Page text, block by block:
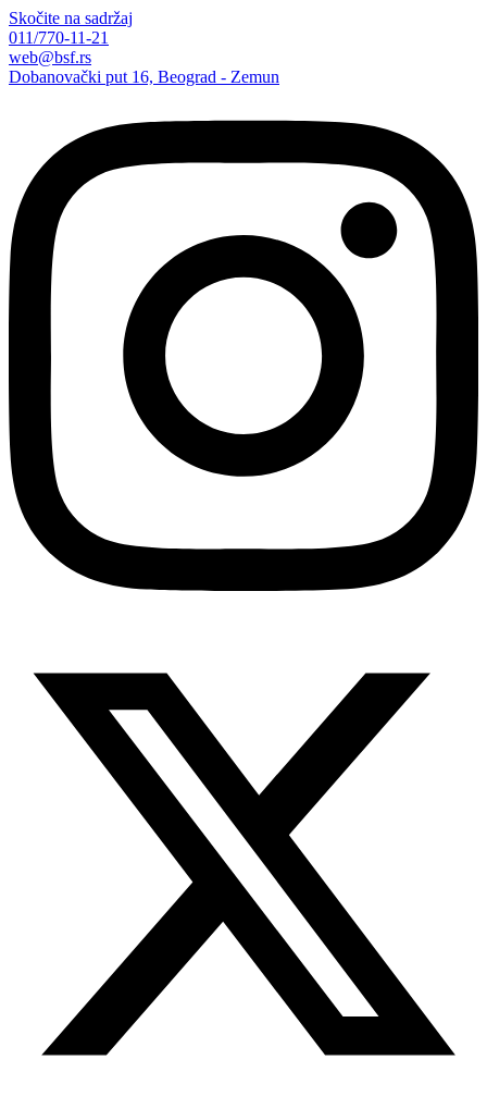
Skočite na sadržaj
011/770-11-21
web@bsf.rs
Dobanovački put 16, Beograd - Zemun